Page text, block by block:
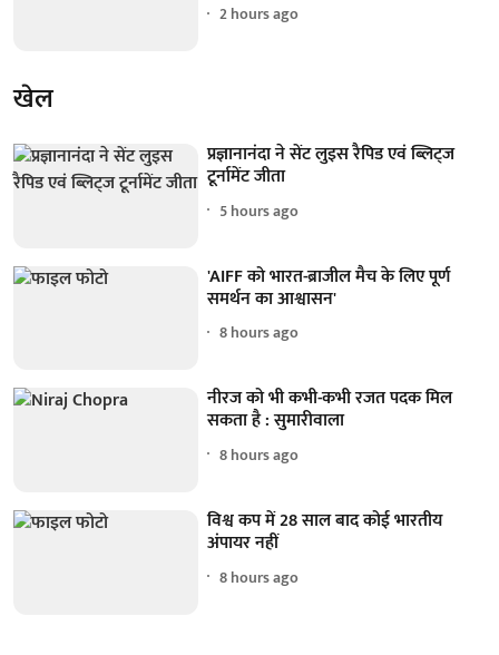
2 hours ago
खेल
प्रज्ञानानंदा ने सेंट लुइस रैपिड एवं ब्लिट्ज
टूर्नामेंट जीता
5 hours ago
'AIFF को भारत-ब्राजील मैच के लिए पूर्ण
समर्थन का आश्वासन'
8 hours ago
नीरज को भी कभी-कभी रजत पदक मिल
सकता है : सुमारीवाला
8 hours ago
विश्व कप में 28 साल बाद कोई भारतीय
अंपायर नहीं
8 hours ago